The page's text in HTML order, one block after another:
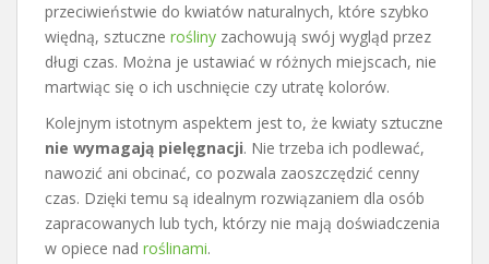
przeciwieństwie do kwiatów naturalnych, które szybko
więdną, sztuczne rośliny zachowują swój wygląd przez
długi czas. Można je ustawiać w różnych miejscach, nie
martwiąc się o ich uschnięcie czy utratę kolorów.
Kolejnym istotnym aspektem jest to, że kwiaty sztuczne
nie wymagają pielęgnacji. Nie trzeba ich podlewać,
nawozić ani obcinać, co pozwala zaoszczędzić cenny
czas. Dzięki temu są idealnym rozwiązaniem dla osób
zapracowanych lub tych, którzy nie mają doświadczenia
w opiece nad roślinami.